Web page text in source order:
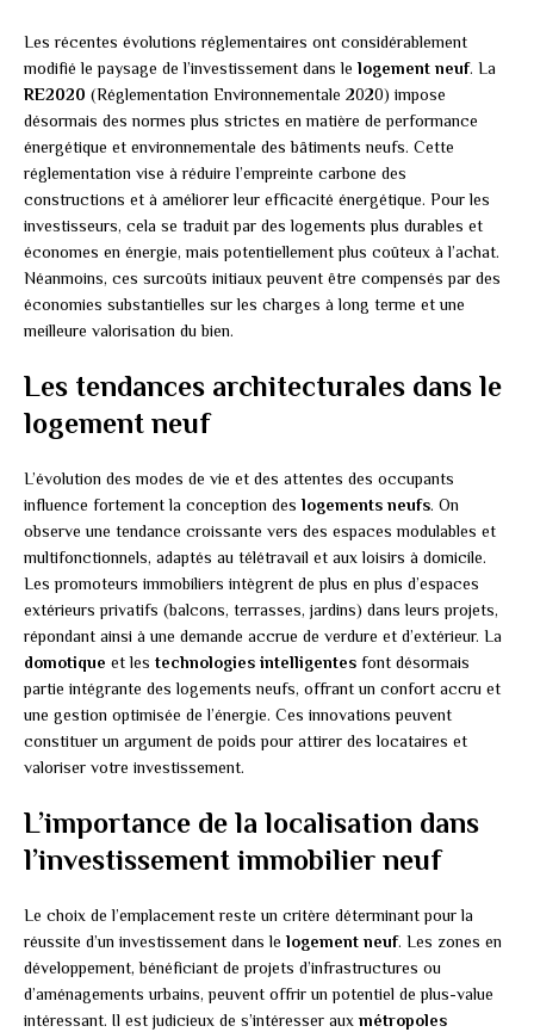
Les récentes évolutions réglementaires ont considérablement
modifié le paysage de l’investissement dans le logement neuf. La
RE2020 (Réglementation Environnementale 2020) impose
désormais des normes plus strictes en matière de performance
énergétique et environnementale des bâtiments neufs. Cette
réglementation vise à réduire l’empreinte carbone des
constructions et à améliorer leur efficacité énergétique. Pour les
investisseurs, cela se traduit par des logements plus durables et
économes en énergie, mais potentiellement plus coûteux à l’achat.
Néanmoins, ces surcoûts initiaux peuvent être compensés par des
économies substantielles sur les charges à long terme et une
meilleure valorisation du bien.
Les tendances architecturales dans le
logement neuf
L’évolution des modes de vie et des attentes des occupants
influence fortement la conception des logements neufs. On
observe une tendance croissante vers des espaces modulables et
multifonctionnels, adaptés au télétravail et aux loisirs à domicile.
Les promoteurs immobiliers intègrent de plus en plus d’espaces
extérieurs privatifs (balcons, terrasses, jardins) dans leurs projets,
répondant ainsi à une demande accrue de verdure et d’extérieur. La
domotique et les technologies intelligentes font désormais
partie intégrante des logements neufs, offrant un confort accru et
une gestion optimisée de l’énergie. Ces innovations peuvent
constituer un argument de poids pour attirer des locataires et
valoriser votre investissement.
L’importance de la localisation dans
l’investissement immobilier neuf
Le choix de l’emplacement reste un critère déterminant pour la
réussite d’un investissement dans le logement neuf. Les zones en
développement, bénéficiant de projets d’infrastructures ou
d’aménagements urbains, peuvent offrir un potentiel de plus-value
intéressant. Il est judicieux de s’intéresser aux métropoles